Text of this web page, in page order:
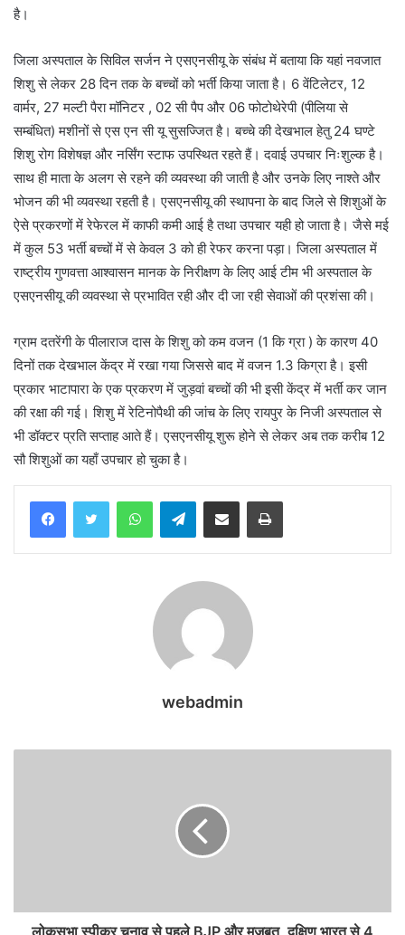
है।
जिला अस्पताल के सिविल सर्जन ने एसएनसीयू के संबंध में बताया कि यहां नवजात
शिशु से लेकर 28 दिन तक के बच्चों को भर्ती किया जाता है। 6 वेंटिलेटर, 12
वार्मर, 27 मल्टी पैरा मॉनिटर , 02 सी पैप और 06 फोटोथेरेपी (पीलिया से
सम्बंधित) मशीनों से एस एन सी यू सुसज्जित है। बच्चे की देखभाल हेतु 24 घण्टे
शिशु रोग विशेषज्ञ और नर्सिंग स्टाफ उपस्थित रहते हैं। दवाई उपचार निःशुल्क है।
साथ ही माता के अलग से रहने की व्यवस्था की जाती है और उनके लिए नाश्ते और
भोजन की भी व्यवस्था रहती है। एसएनसीयू की स्थापना के बाद जिले से शिशुओं के
ऐसे प्रकरणों में रेफेरल में काफी कमी आई है तथा उपचार यही हो जाता है। जैसे मई
में कुल 53 भर्ती बच्चों में से केवल 3 को ही रेफर करना पड़ा। जिला अस्पताल में
राष्ट्रीय गुणवत्ता आश्वासन मानक के निरीक्षण के लिए आई टीम भी अस्पताल के
एसएनसीयू की व्यवस्था से प्रभावित रही और दी जा रही सेवाओं की प्रशंसा की।
ग्राम दतरेंगी के पीलाराज दास के शिशु को कम वजन (1 कि ग्रा ) के कारण 40
दिनों तक देखभाल केंद्र में रखा गया जिससे बाद में वजन 1.3 किग्रा है। इसी
प्रकार भाटापारा के एक प्रकरण में जुड़वां बच्चों की भी इसी केंद्र में भर्ती कर जान
की रक्षा की गई। शिशु में रेटिनोपैथी की जांच के लिए रायपुर के निजी अस्पताल से
भी डॉक्टर प्रति सप्ताह आते हैं। एसएनसीयू शुरू होने से लेकर अब तक करीब 12
सौ शिशुओं का यहाँ उपचार हो चुका है।
WhatsAppTelegramShare via Email Print
webadmin
लोकसभा स्पीकर चुनाव से पहले BJP और मजबूत, दक्षिण भारत से 4